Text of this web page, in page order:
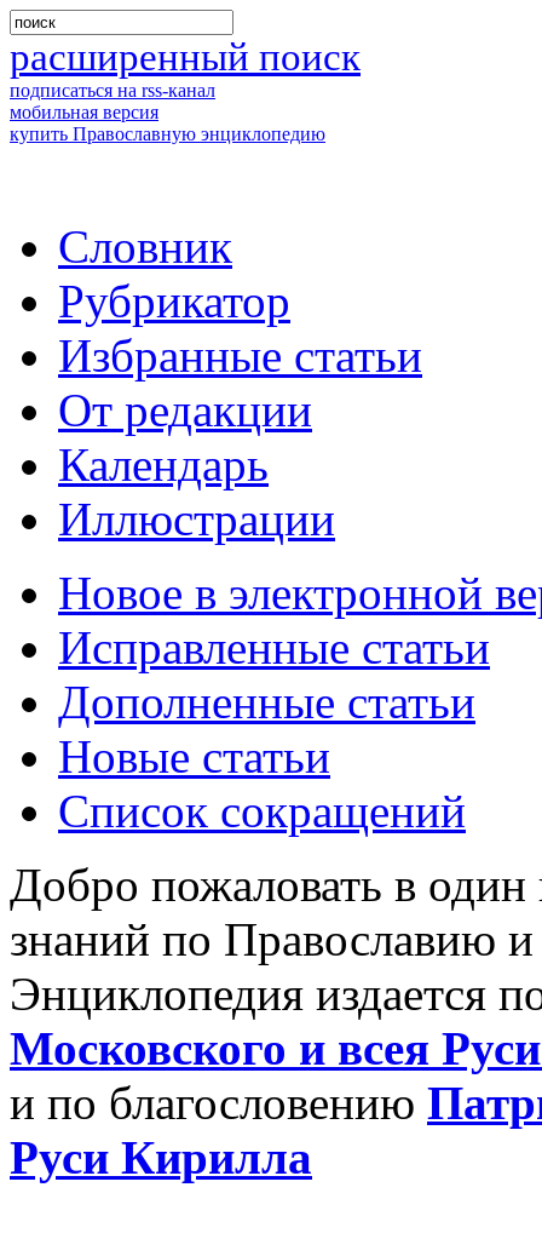
расширенный поиск
подписаться на rss-канал
мобильная версия
купить Православную энциклопедию
Словник
Рубрикатор
Избранные статьи
От редакции
Календарь
Иллюстрации
Новое в электронной
Исправленные статьи
Дополненные статьи
Новые статьи
Список сокращений
Добро пожаловать в
знаний по Православию
Энциклопедия издается
Московского и всея
и по благословению
Руси Кирилла